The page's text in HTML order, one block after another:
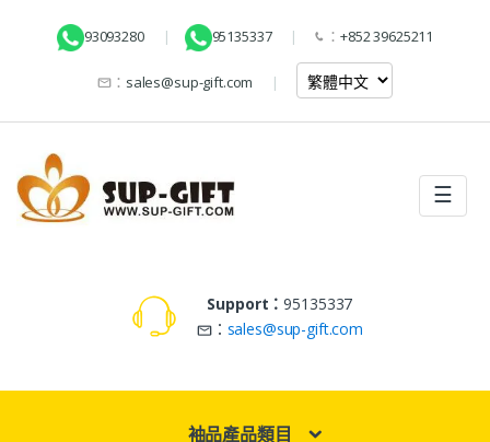
93093280 95135337 ： +852 39625211
： sales@sup-gift.com
☰
Support：95135337
： sales@sup-gift.com
袖品產品類目